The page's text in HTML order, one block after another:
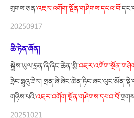
གྲགས་ཅན་འཇར་འགོག་སྔོན་གཤེགས་དཔའ་བོ་
20250917
ཆི་ཏེན་ཞོན།
སྐྱེས་ཡུལ་ཧྲན་ཞི་ཞིང་ཆེན་གྱི་འཇར་འགོག་
ཧྲེང་ཧྥུའུ་ཟེར།
གཉིས་པའི་འཇར་འགོག་སྔོན་གཤེགས་དཔའ་བོ་